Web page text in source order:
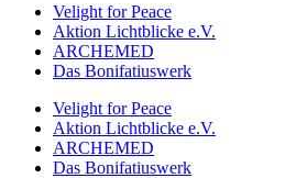
Velight for Peace
Aktion Lichtblicke e.V.
ARCHEMED
Das Bonifatiuswerk
Velight for Peace
Aktion Lichtblicke e.V.
ARCHEMED
Das Bonifatiuswerk